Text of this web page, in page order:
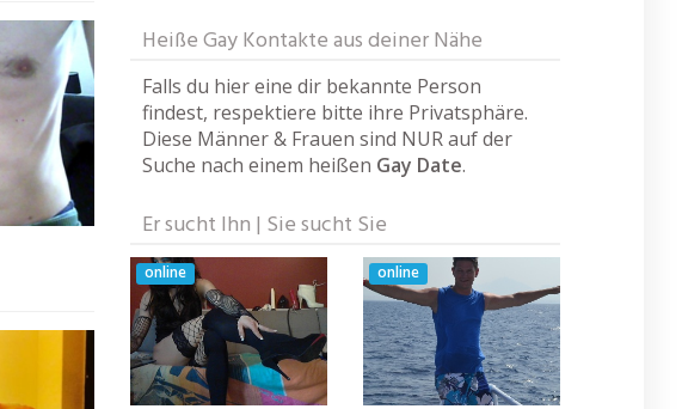
Heiße Gay Kontakte aus deiner Nähe
Falls du hier eine dir bekannte Person
findest, respektiere bitte ihre Privatsphäre.
Diese Männer & Frauen sind NUR auf der
Suche nach einem heißen Gay Date.
Er sucht Ihn | Sie sucht Sie
online online